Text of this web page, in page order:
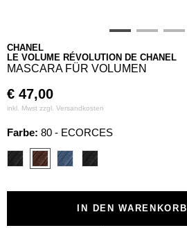
CHANEL
LE VOLUME RÉVOLUTION DE CHANEL
MASCARA FÜR VOLUMEN
€ 47,00
inkl. Mwst zzgl. Versandkosten
Farbe: 80 - ECORCES
IN DEN WARENKORB